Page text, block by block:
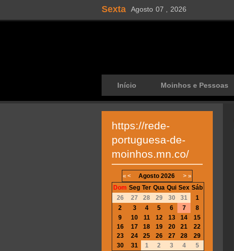
Sexta Agosto 07 , 2026
Início Moinhos e Pessoas
https://rede-
portuguesa-de-
moinhos.mn.co/
« < Agosto 2026 > »
Dom Seg Ter Qua Qui Sex Sáb
26
27 28 29 30 31
1
2
3 4 5 6 7
8
9
10 11 12 13 14
15
16
17 18 19 20 21
22
23
24 25 26 27 28
29
30
31 1 2 3 4 5